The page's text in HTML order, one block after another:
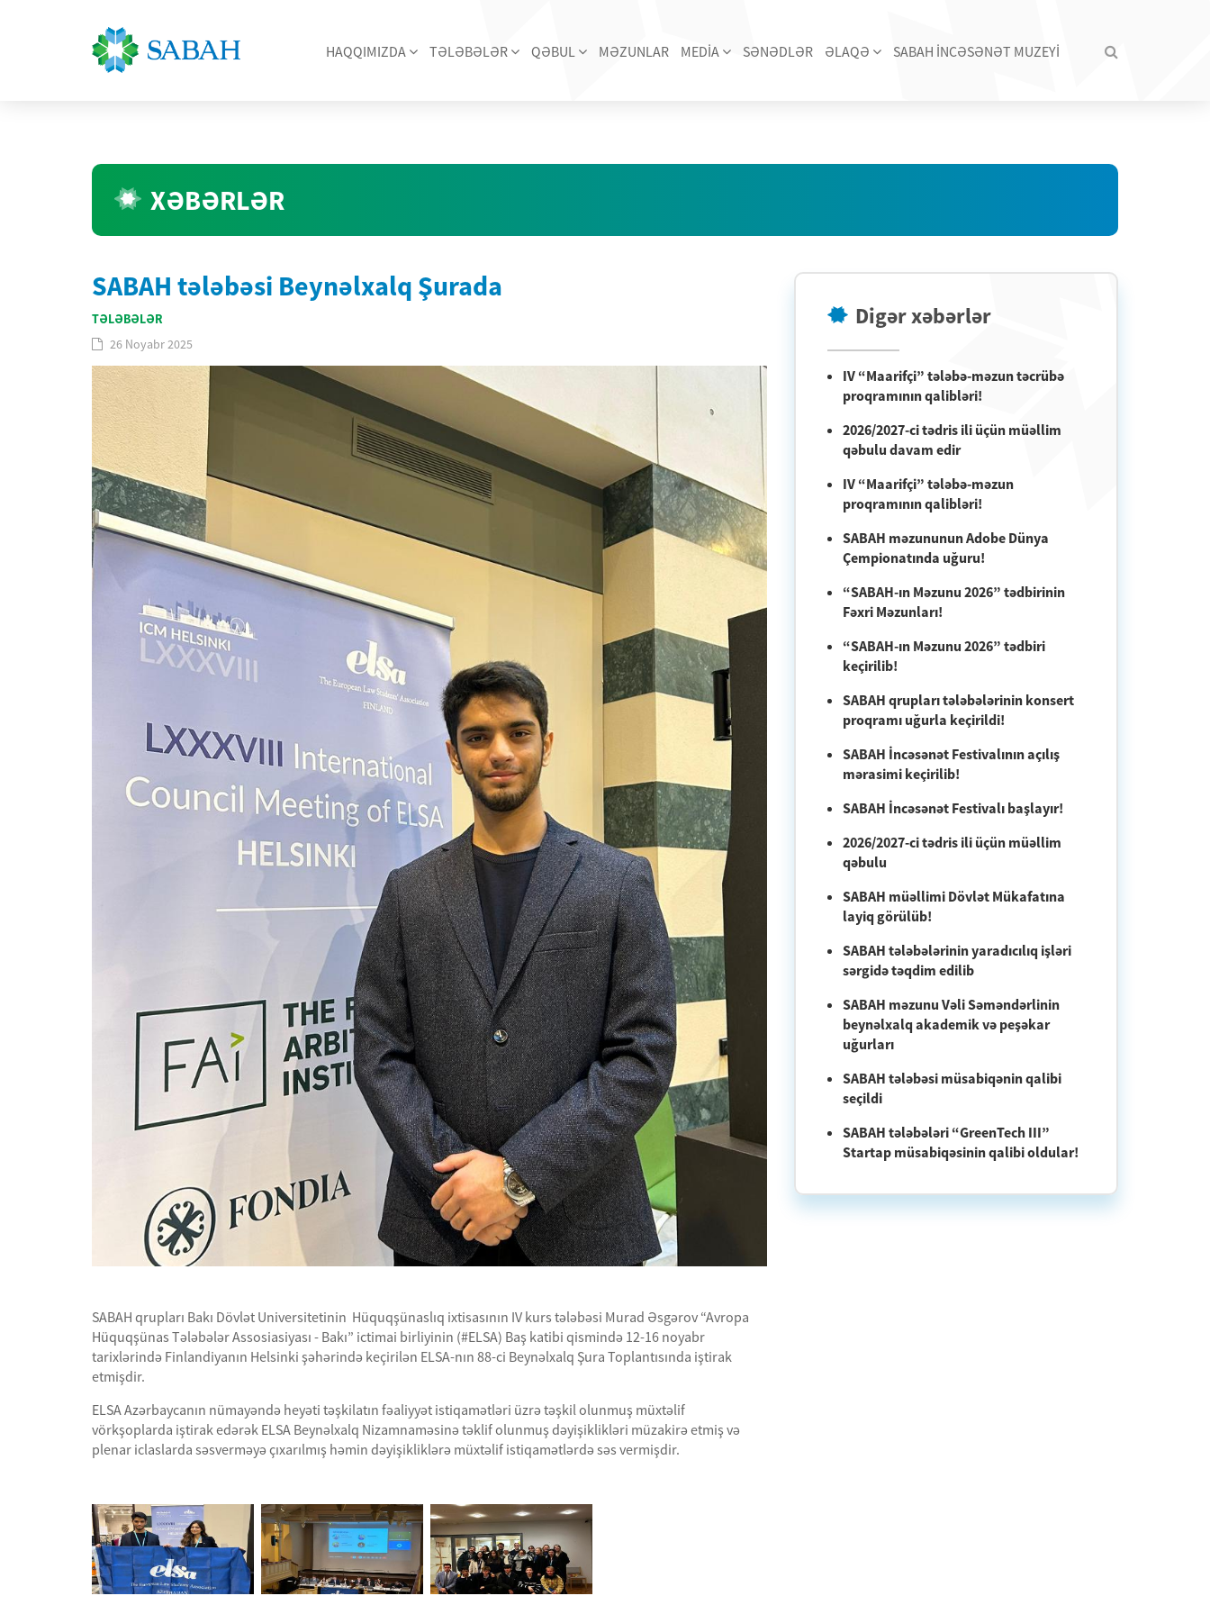
HAQQIMIZDA TƏLƏBƏLƏR QƏBUL MƏZUNLAR MEDİA SƏNƏDLƏR ƏLAQƏ SABAH İNCƏSƏNƏT MUZEYİ
XƏBƏRLƏR
SABAH tələbəsi Beynəlxalq Şurada
TƏLƏBƏLƏR
26 Noyabr 2025
SABAH qrupları Bakı Dövlət Universitetinin Hüquqşünaslıq ixtisasının IV kurs tələbəsi Murad Əsgərov “Avropa
Hüquqşünas Tələbələr Assosiasiyası - Bakı” ictimai birliyinin (#ELSA) Baş katibi qismində 12-16 noyabr
tarixlərində Finlandiyanın Helsinki şəhərində keçirilən ELSA-nın 88-ci Beynəlxalq Şura Toplantısında iştirak
etmişdir.
ELSA Azərbaycanın nümayəndə heyəti təşkilatın fəaliyyət istiqamətləri üzrə təşkil olunmuş müxtəlif
vörkşoplarda iştirak edərək ELSA Beynəlxalq Nizamnaməsinə təklif olunmuş dəyişiklikləri müzakirə etmiş və
plenar iclaslarda səsverməyə çıxarılmış həmin dəyişikliklərə müxtəlif istiqamətlərdə səs vermişdir.
Digər xəbərlər
IV “Maarifçi” tələbə-məzun təcrübə
proqramının qalibləri!
2026/2027-ci tədris ili üçün müəllim
qəbulu davam edir
IV “Maarifçi” tələbə-məzun
proqramının qalibləri!
SABAH məzununun Adobe Dünya
Çempionatında uğuru!
“SABAH-ın Məzunu 2026” tədbirinin
Fəxri Məzunları!
“SABAH-ın Məzunu 2026” tədbiri
keçirilib!
SABAH qrupları tələbələrinin konsert
proqramı uğurla keçirildi!
SABAH İncəsənət Festivalının açılış
mərasimi keçirilib!
SABAH İncəsənət Festivalı başlayır!
2026/2027-ci tədris ili üçün müəllim
qəbulu
SABAH müəllimi Dövlət Mükafatına
layiq görülüb!
SABAH tələbələrinin yaradıcılıq işləri
sərgidə təqdim edilib
SABAH məzunu Vəli Səməndərlinin
beynəlxalq akademik və peşəkar
uğurları
SABAH tələbəsi müsabiqənin qalibi
seçildi
SABAH tələbələri “GreenTech III”
Startap müsabiqəsinin qalibi oldular!